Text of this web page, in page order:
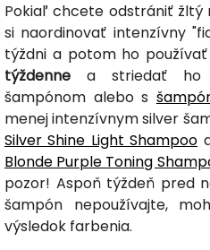
Pokiaľ chcete odstrániť žltý
si naordinovať intenzívny
týždni a potom ho
týždenne a striedať ho
šampónom alebo s
menej intenzívnym silver
Silver Shine Light Shampoo
Blonde Purple Toning
pozor! Aspoň týždeň pred
šampón nepoužívajte,
výsledok farbenia.